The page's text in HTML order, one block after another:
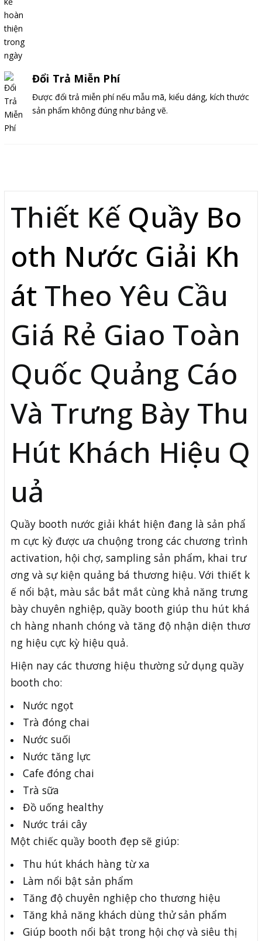
Đổi Trả Miễn Phí
Được đổi trả miễn phí nếu mẫu mã, kiểu dáng, kích thước
sản phẩm không đúng như bảng vẽ.
Thiết Kế Quầy Bo
oth Nước Giải Kh
át Theo Yêu Cầu
Giá Rẻ Giao Toàn
Quốc Quảng Cáo
Và Trưng Bày Thu
Hút Khách Hiệu Q
uả
Quầy booth nước giải khát hiện đang là sản phẩ
m cực kỳ được ưa chuộng trong các chương trình
activation, hội chợ, sampling sản phẩm, khai trư
ơng và sự kiện quảng bá thương hiệu. Với thiết k
ế nổi bật, màu sắc bắt mắt cùng khả năng trưng
bày chuyên nghiệp, quầy booth giúp thu hút khá
ch hàng nhanh chóng và tăng độ nhận diện thươ
ng hiệu cực kỳ hiệu quả.
Hiện nay các thương hiệu thường sử dụng quầy
booth cho:
Nước ngọt
Trà đóng chai
Nước suối
Nước tăng lực
Cafe đóng chai
Trà sữa
Đồ uống healthy
Nước trái cây
Một chiếc quầy booth đẹp sẽ giúp:
Thu hút khách hàng từ xa
Làm nổi bật sản phẩm
Tăng độ chuyên nghiệp cho thương hiệu
Tăng khả năng khách dùng thử sản phẩm
Giúp booth nổi bật trong hội chợ và siêu thị